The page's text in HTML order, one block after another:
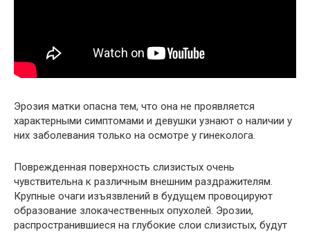
Эрозия матки опасна тем, что она не проявляется
характерными симптомами и девушки узнают о наличии у
них заболевания только на осмотре у гинеколога.
Поврежденная поверхность слизистых очень
чувствительна к различным внешним раздражителям.
Крупные очаги изъязвлений в будущем провоцируют
образование злокачественных опухолей. Эрозии,
распространившиеся на глубокие слои слизистых, будут